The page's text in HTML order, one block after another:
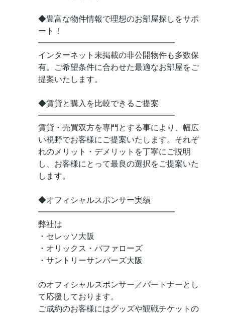
◆豊富な物件情報で理想のお部屋探しをサポ
ート！
━━━━━━━━━━━━━━━━━
インターネット未掲載の非公開物件も多数保
有。ご希望条件に合わせた最適なお部屋をご
提案いたします。
◆賃貸と購入を比較できるご提案
━━━━━━━━━━━━━━━━━
賃貸・売買双方を専門とする事により、幅広
い視野でお客様にご提案いたします。それぞ
れのメリット・デメリットを丁寧にご説明
し、お客様にとって最良の選択をご提案いた
します。
◆オフィシャルスポンサー実績
━━━━━━━━━━━━━━━━━
弊社は
・セレッソ大阪
・オリックス・バファローズ
・サントリーサンバーズ大阪
のオフィシャルスポンサー／パートナーとし
て応援しております。
ご成約のお客様にはグッズや観戦チケットの